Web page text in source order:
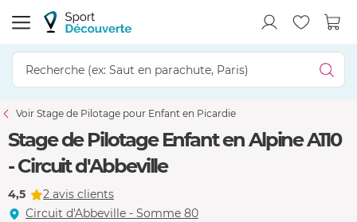
Voir Stage de Pilotage pour Enfant en Picardie
Stage de Pilotage Enfant en Alpine A110
- Circuit d'Abbeville
4,5
2 avis clients
Circuit d'Abbeville - Somme 80